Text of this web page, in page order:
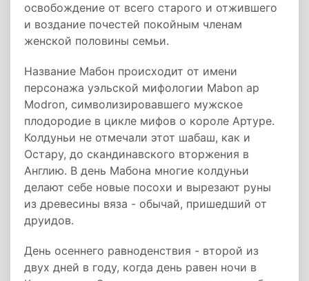
освобождение от всего старого и отжившего
и воздание почестей покойным членам
женской половины семьи.
Название Мабон происходит от имени
персонажа уэльской мифологии Mabon ap
Modron, символизировавшего мужское
плодородие в цикле мифов о короле Артуре.
Колдуньи не отмечали этот шабаш, как и
Остару, до скандинавского вторжения в
Англию. В день Мабона многие колдуньи
делают себе новые посохи и вырезают руны
из древесины вяза - обычай, пришедший от
друидов.
День осеннего равноденствия - второй из
двух дней в году, когда день равен ночи в